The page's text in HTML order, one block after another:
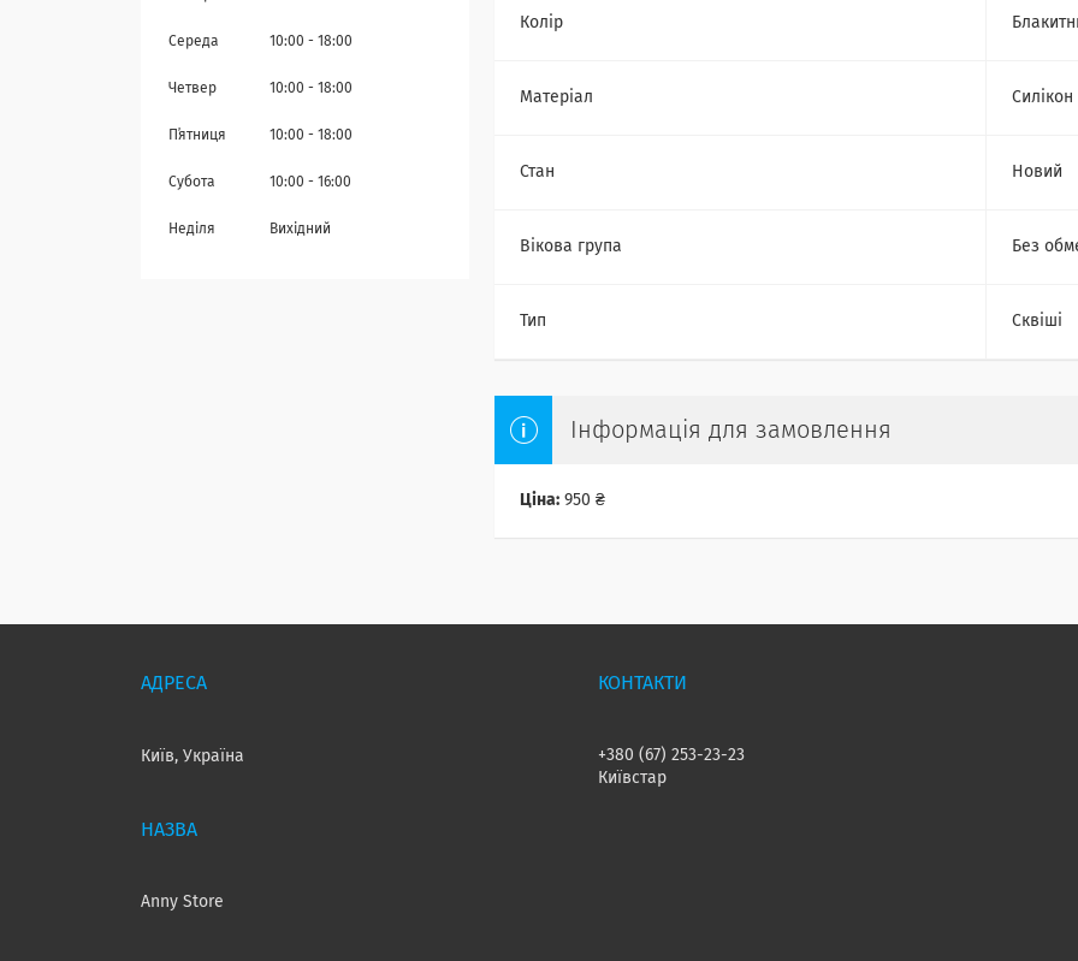
Колір
Матеріал Силікон
Стан Новий
Вікова група Без
Тип Сквіші
Інформація для замовлення
Ціна: 950 ₴
Середа 10:00 18:00
Четвер 10:00 18:00
Пʼятниця 10:00 18:00
Субота 10:00 16:00
Неділя Вихідний
Київ, Україна
Anny Store
+380 (67) 253-23-23
Київстар